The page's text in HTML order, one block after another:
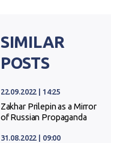
SIMILAR
POSTS
22.09.2022 | 14:25
Zakhar Prilepin as a Mirror
of Russian Propaganda
31.08.2022 | 09:00